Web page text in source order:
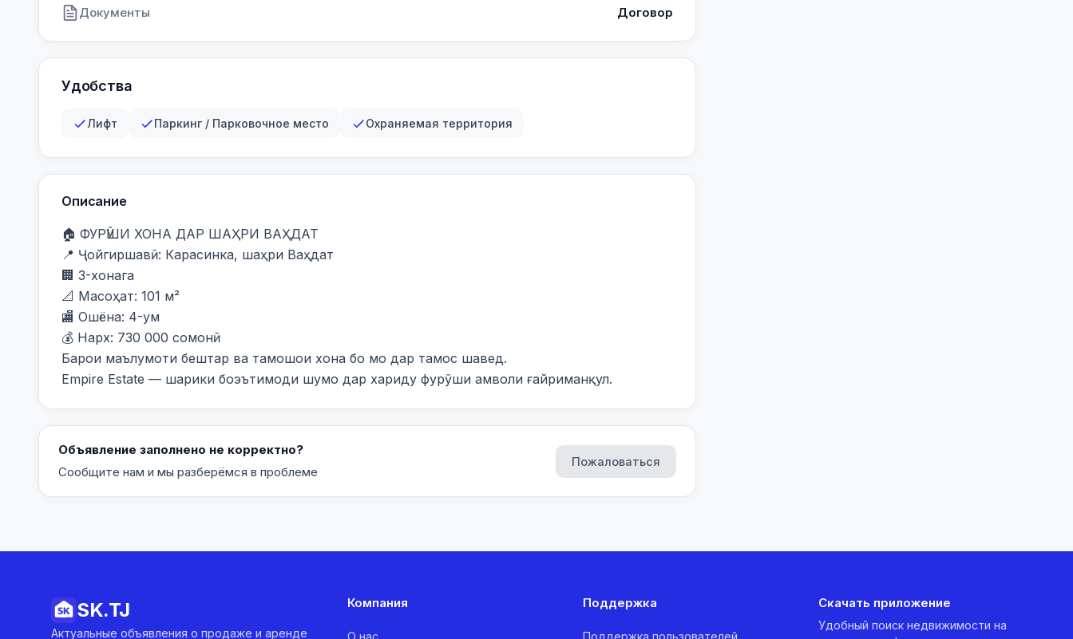
Документы Договор
Удобства
Лифт Паркинг / Парковочное место Охраняемая территория
Описание
🏠 ФУРӮШИ ХОНА ДАР ШАҲРИ ВАҲДАТ
📍 Ҷойгиршавӣ: Карасинка, шаҳри Ваҳдат
🏢 3-хонага
📐 Масоҳат: 101 м²
🏬 Ошёна: 4-ум
💰 Нарх: 730 000 сомонӣ
Барои маълумоти бештар ва тамошои хона бо мо дар тамос шавед.
Empire Estate — шарики боэътимоди шумо дар хариду фурӯши амволи ғайриманқул.
Объявление заполнено не корректно?
Сообщите нам и мы разберёмся в проблеме
Пожаловаться
SK.TJ
Актуальные объявления о продаже и аренде
Компания
О нас
Поддержка
Поддержка пользователей
Скачать приложение
Удобный поиск недвижимости на